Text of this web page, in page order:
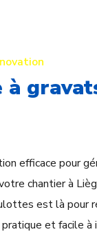
à
efficace pour
chantier à
est là pour
et facile